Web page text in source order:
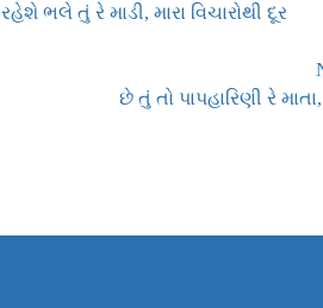
રહેશે ભલે તું રે માડી, મારા વિચારોથી દૂર
છે તું તો પાપહારિણી રે